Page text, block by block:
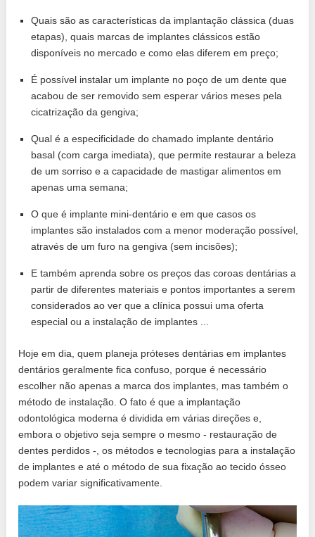
Quais são as características da implantação clássica (duas
etapas), quais marcas de implantes clássicos estão
disponíveis no mercado e como elas diferem em preço;
É possível instalar um implante no poço de um dente que
acabou de ser removido sem esperar vários meses pela
cicatrização da gengiva;
Qual é a especificidade do chamado implante dentário
basal (com carga imediata), que permite restaurar a beleza
de um sorriso e a capacidade de mastigar alimentos em
apenas uma semana;
O que é implante mini-dentário e em que casos os
implantes são instalados com a menor moderação possível,
através de um furo na gengiva (sem incisões);
E também aprenda sobre os preços das coroas dentárias a
partir de diferentes materiais e pontos importantes a serem
considerados ao ver que a clínica possui uma oferta
especial ou a instalação de implantes ...
Hoje em dia, quem planeja próteses dentárias em implantes
dentários geralmente fica confuso, porque é necessário
escolher não apenas a marca dos implantes, mas também o
método de instalação. O fato é que a implantação
odontológica moderna é dividida em várias direções e,
embora o objetivo seja sempre o mesmo - restauração de
dentes perdidos -, os métodos e tecnologias para a instalação
de implantes e até o método de sua fixação ao tecido ósseo
podem variar significativamente.